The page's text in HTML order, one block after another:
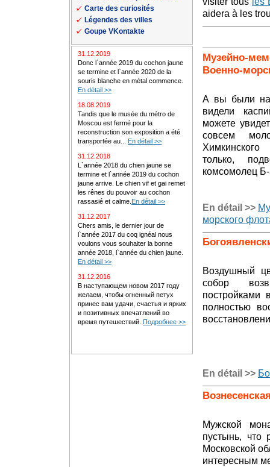
Carte des curiosités
Légendes des villes
Goupe VKontakte
31.12.2019
Donc l`année 2019 du cochon jaune
se termine et l`année 2020 de la
souris blanche en métal commence.
En détail >>
18.08.2019
Tandis que le musée du métro de
Moscou est fermé pour la
reconstruction son exposition a été
transportée au... En détail >>
31.12.2018
L`année 2018 du chien jaune se
termine et l`année 2019 du cochon
jaune arrive. Le chien vif et gai remet
les rênes du pouvoir au cochon
rassasié et calme. En détail >>
31.12.2017
Chers amis, le dernier jour de
l`année 2017 du coq ignéal nous
voulons vous souhaiter la bonne
année 2018, l`année du chien jaune.
En détail >>
31.12.2016
В наступающем новом 2017 году
желаем, чтобы огненный петух
принес вам удачи, счастья и ярких
и позитивных впечатлений во
время путешествий. Подробнее >>
aidera à les
Музейно-
Военно-
А вы были на
видели
можете
совсем
только,
комсомолец Б-
En détail >>
морского
Воздушный
собор
постройками
полностью
En détail >>
Мужской
пустынь,
Московской
интересным